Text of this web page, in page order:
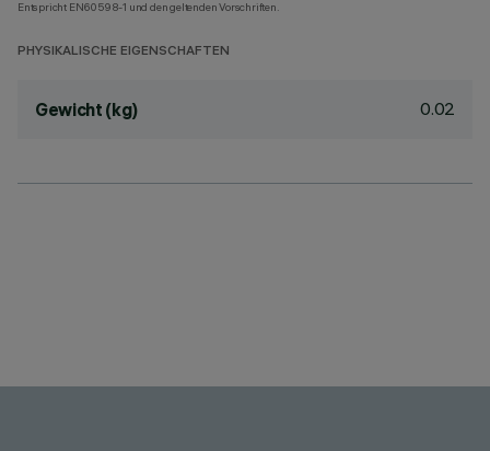
Entspricht EN60598-1 und den geltenden Vorschriften.
PHYSIKALISCHE EIGENSCHAFTEN
Gewicht (kg) 0.02